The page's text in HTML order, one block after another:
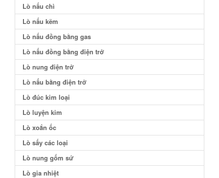
Lò nấu chì
Lò nấu kẽm
Lò nấu đồng bằng gas
Lò nấu đồng bằng điện trở
Lò nung điện trở
Lò nấu bằng điện trở
Lò đúc kim loại
Lò luyện kim
Lò xoắn ốc
Lò sấy các loại
Lò nung gốm sứ
Lò gia nhiệt